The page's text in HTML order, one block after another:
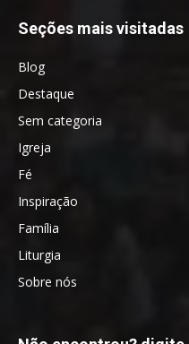
Seções mais visitadas
Blog
Destaque
Sem categoria
Igreja
Fé
Inspiração
Família
Liturgia
Sobre nós